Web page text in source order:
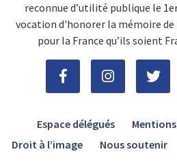
reconnue d’utilité publique le
vocation d'honorer la mémoire
pour la France qu’ils soient
Espace délégués
Droit à l’image
Nous soutenir